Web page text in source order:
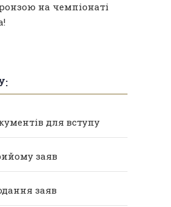
на чемпіонаті
для вступу
заяв
заяв